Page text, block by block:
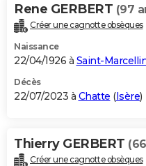
Rene GERBERT (97
Créer une cagnotte obsèques
Naissance
22/04/1926 à Saint-
Décès
22/07/2023 à Chatte (Isère)
Thierry GERBERT
Créer une cagnotte obsèques